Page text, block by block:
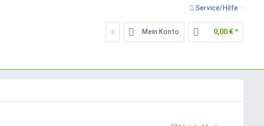
Service/Hilfe
Mein Konto 0,00 € *